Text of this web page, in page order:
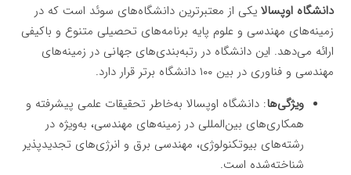
دانشگاه اوپسالا یکی از معتبرترین دانشگاه‌های سوئد است که در
زمینه‌های مهندسی و علوم پایه برنامه‌های تحصیلی متنوع و باکیفی
ارائه می‌دهد. این دانشگاه در رتبه‌بندی‌های جهانی در زمینه‌های
مهندسی و فناوری در بین ۱۰۰ دانشگاه برتر قرار دارد.
ویژگی‌ها: دانشگاه اوپسالا به‌خاطر تحقیقات علمی پیشرفته و
همکاری‌های بین‌المللی در زمینه‌های مهندسی، به‌ویژه در
رشته‌های بیوتکنولوژی، مهندسی برق و انرژی‌های تجدیدپذیر
شناخته‌شده است.